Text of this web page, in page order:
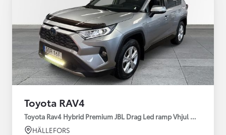
Toyota RAV4
Toyota Rav4 Hybrid Premium JBL Drag Led ramp Vhjul motorv
HÄLLEFORS